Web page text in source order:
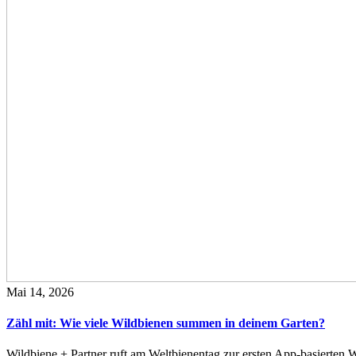
Mai 14, 2026
Zähl mit: Wie viele Wildbienen summen in deinem Garten?